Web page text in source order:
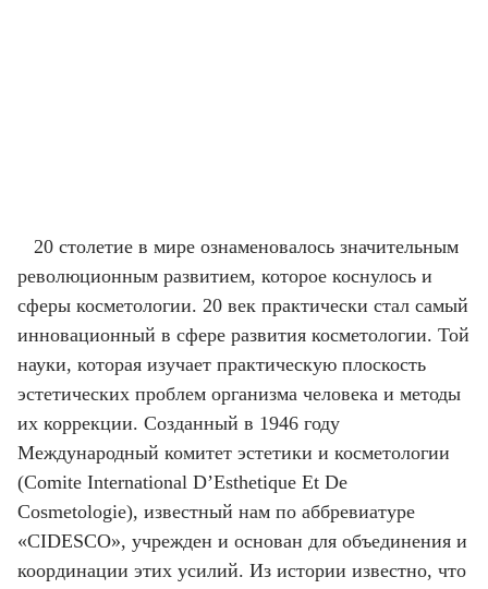
20 столетие в мире ознаменовалось значительным
революционным развитием, которое коснулось и
сферы косметологии. 20 век практически стал самый
инновационный в сфере развития косметологии. Той
науки, которая изучает практическую плоскость
эстетических проблем организма человека и методы
их коррекции. Созданный в 1946 году
Международный комитет эстетики и косметологии
(Comite International D’Esthetique Et De
Cosmetologie), известный нам по аббревиатуре
«CIDESCO», учрежден и основан для объединения и
координации этих усилий. Из истории известно, что